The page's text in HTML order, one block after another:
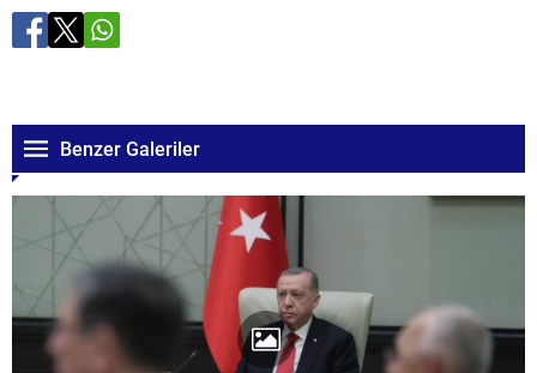
Benzer Galeriler